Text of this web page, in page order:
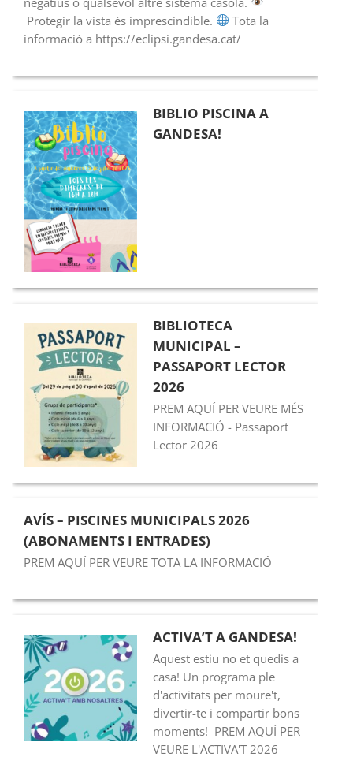
Protegir la vista és imprescindible.
Tota la
informació a https://eclipsi.gandesa.cat/
BIBLIO PISCINA A
GANDESA!
BIBLIOTECA
MUNICIPAL –
PASSAPORT LECTOR
2026
PREM AQUÍ PER VEURE MÉS
INFORMACIÓ - Passaport
Lector 2026
AVÍS – PISCINES MUNICIPALS 2026
(ABONAMENTS I ENTRADES)
PREM AQUÍ PER VEURE TOTA LA INFORMACIÓ
ACTIVA’T A GANDESA!
Aquest estiu no et quedis a
casa! Un programa ple
d'activitats per moure't,
divertir-te i compartir bons
moments! PREM AQUÍ PER
VEURE L'ACTIVA'T 2026